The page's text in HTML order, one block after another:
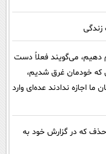
زندگی
دهیم، می‌گویند فعلاً دست
که خودمان غرق شدیم،
اجازه ندادند عده‌ای وارد
که در گزارش خود به